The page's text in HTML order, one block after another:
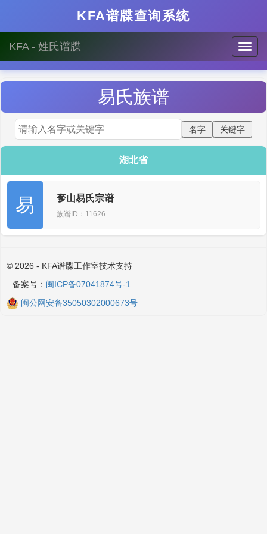
KFA谱牒查询系统
KFA - 姓氏谱牒
易氏族谱
湖北省
易 奓山易氏宗谱
族谱ID：11626
© 2026 - KFA谱牒工作室技术支持
备案号： 闽ICP备07041874号-1
闽公网安备35050302000673号